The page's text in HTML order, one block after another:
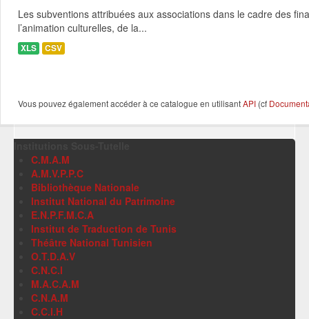
Les subventions attribuées aux associations dans le cadre des
l’animation culturelles, de la...
XLS CSV
Vous pouvez également accéder à ce catalogue en utilisantAPI (cf
C.M.A.M
A.M.V.P.P.C
Bibliothèque Nationale
Institut National du Patrimoine
E.N.P.F.M.C.A
Institut de Traduction de Tunis
Théâtre National Tunisien
O.T.D.A.V
C.N.C.I
M.A.C.A.M
C.N.A.M
C.C.I.H